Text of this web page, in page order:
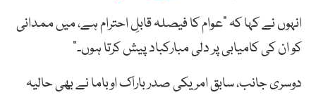
انہوں نے کہا کہ “عوام کا فیصلہ قابلِ احترام ہے، میں ممدانی
کو ان کی کامیابی پر دلی مبارکباد پیش کرتا ہوں۔”
دوسری جانب، سابق امریکی صدر باراک اوباما نے بھی حالیہ